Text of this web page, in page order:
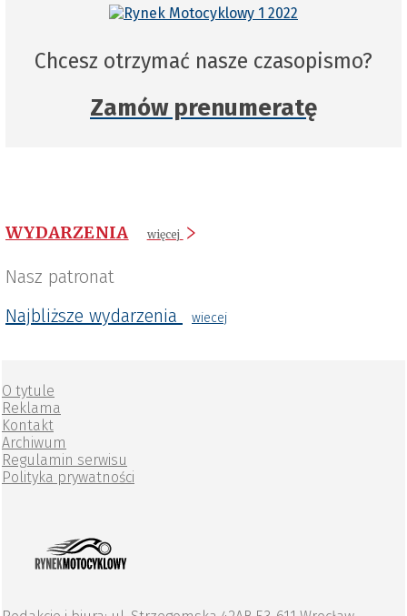
Chcesz otrzymać nasze czasopismo?
Zamów prenumeratę
WYDARZENIA więcej
Nasz patronat
Najbliższe wydarzenia
wiecej
O tytule
Reklama
Kontakt
Archiwum
Regulamin serwisu
Polityka prywatności